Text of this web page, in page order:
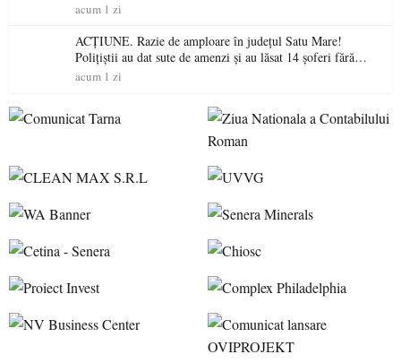
acum 1 zi
ACȚIUNE. Razie de amploare în județul Satu Mare!
Polițiștii au dat sute de amenzi și au lăsat 14 șoferi fără
permis într-o singură zi
acum 1 zi